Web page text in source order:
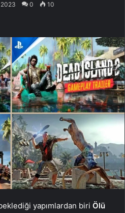
0 10
yapımlardan biri Ölü